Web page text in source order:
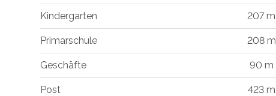
Kindergarten 207 m
Primarschule 208 m
Geschäfte 90 m
Post 423 m